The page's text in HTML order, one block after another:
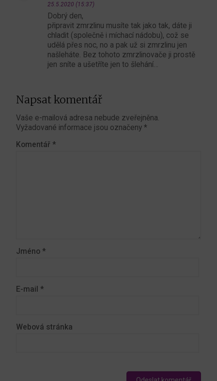
25.5.2020 (15:37)
Dobrý den,
připravit zmrzlinu musíte tak jako tak, dáte ji
chladit (společně i míchací nádobu), což se
udělá přes noc, no a pak už si zmrzlinu jen
našleháte. Bez tohoto zmrzlinovače ji prostě
jen sníte a ušetříte jen to šlehání…
Napsat komentář
Vaše e-mailová adresa nebude zveřejněna.
Vyžadované informace jsou označeny *
Komentář *
Jméno *
E-mail *
Webová stránka